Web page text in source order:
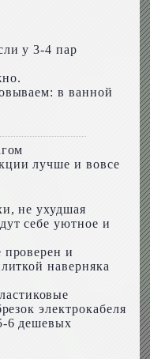
у 3-4 пар
в ванной
лучше и вовсе
не ухудшая
себе уютное и
проверен и
наверняка
электрокабеля
6 дешевых